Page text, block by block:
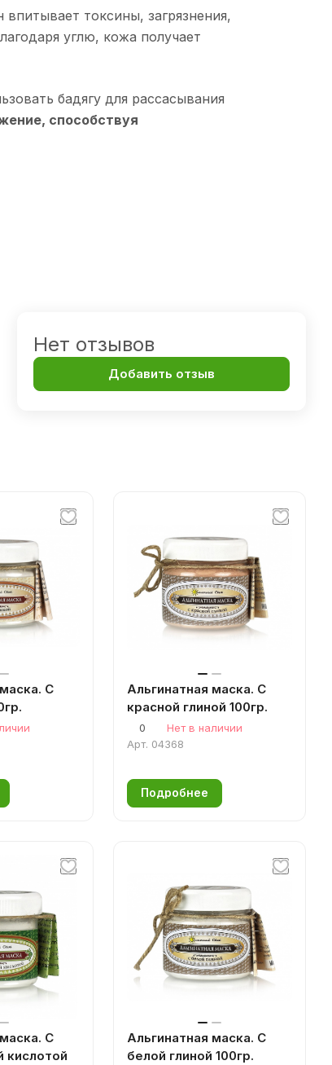
токсины, загрязнения,
углю, кожа получает
бадягу для рассасывания
способствуя
Нет отзывов
Добавить отзыв
С
Альгинатная маска. С
красной глиной 100гр.
0
Нет в наличии
Арт. 04368
Подробнее
С
кислотой
Альгинатная маска. С
белой глиной 100гр.